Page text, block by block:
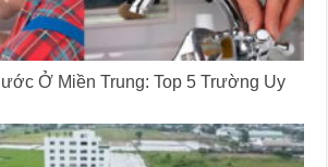
Ở Miền Trung: Top 5 Trường Uy